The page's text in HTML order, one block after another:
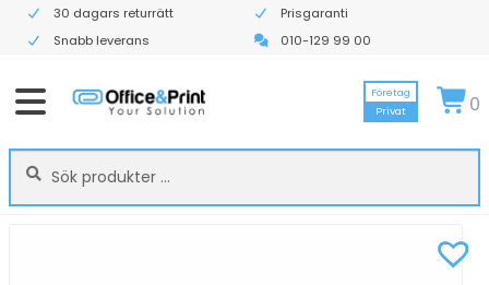
30 dagars returrätt
Prisgaranti
Snabb leverans
010-129 99 00
Sök
efter:
Sök
Företag
Privat
0